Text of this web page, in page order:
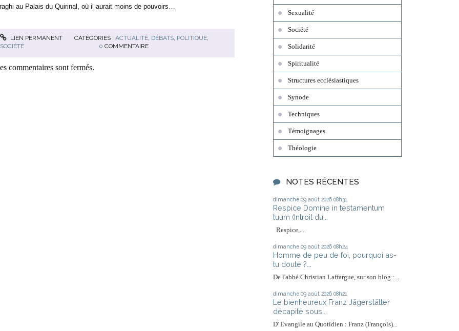
au Palais du Quirinal, où il aurait moins de pouvoirs…
LIEN PERMANENT CATÉGORIES :ACTUALITÉ, DÉBATS, POLITIQUE,
SOCIÉTÉ
0 COMMENTAIRE
commentaires sont fermés.
Sexualité
Société
Solidarité
Spiritualité
Structures ecclésiastiques
Synode
Techniques
Témoignages
Théologie
NOTES RÉCENTES
dimanche 09 août 2026 08h31
Respice Domine in testamentum
tuum (Introit du...
Respice,...
dimanche 09 août 2026 08h24
Homme de peu de foi, pourquoi as-
tu douté ?...
De l'abbé Christian Laffargue, sur son blog :...
dimanche 09 août 2026 08h21
Le bienheureux Franz Jägerstätter
décapité sous...
D' Evangile au Quotidien : Franz (François)...